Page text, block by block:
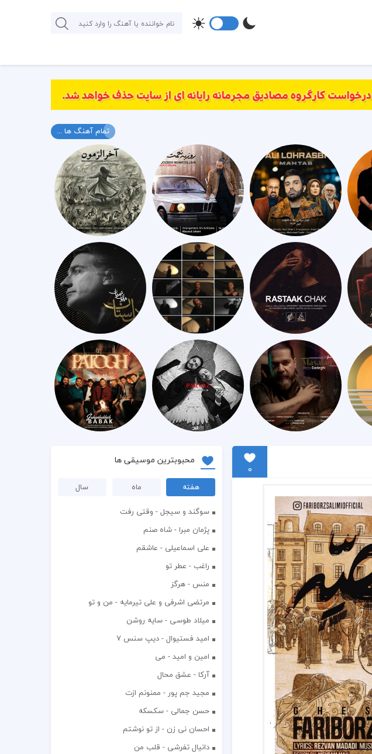
تمام آهنگ ها ...
0
محبوبترین موسیقی ها
هفته ماه
سال
سوگند و سیجل - وقتی رفت
پژمان مبرا - شاه صنم
علی اسماعیلی - عاشقم
راغب - عطر تو
منس - هرگز
مرتضی اشرفی و علی تیرمایه - من و تو
میلاد طوسی - سایه روشن
اميد فستيوال - ديپ سنس ۷
امین و امید - می
آرکا - عشق محال
مجید جم پور - ممنونم ازت
حسن جمالی - سکسکه
احسان نی زن - از تو نوشتم
دانیال تفرشی - قلب من